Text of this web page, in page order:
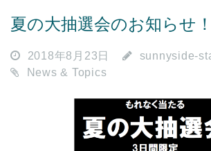
夏の大抽選会のお知らせ！
2018年8月23日
sunnyside-
News & Topics